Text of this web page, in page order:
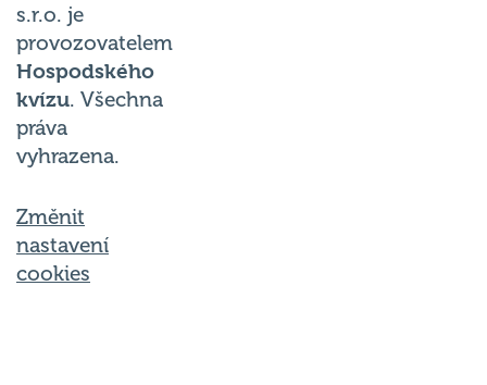
s.r.o. je
provozovatelem
Hospodského
kvízu. Všechna
práva
vyhrazena.
Změnit
nastavení
cookies